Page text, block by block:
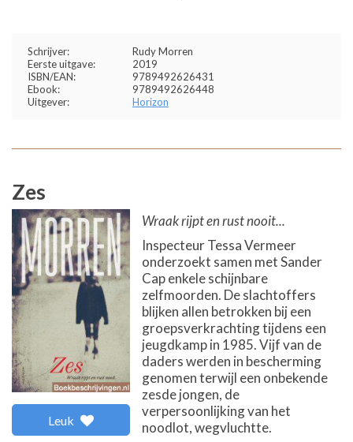
Schrijver:
Rudy Morren
Eerste uitgave:
2019
ISBN/EAN:
9789492626431
Ebook:
9789492626448
Uitgever:
Horizon
Zes
Leuk
Wraak rijpt en rust nooit...
Inspecteur Tessa Vermeer
onderzoekt samen met Sander
Cap enkele schijnbare
zelfmoorden. De slachtoffers
blijken allen betrokken bij een
groepsverkrachting tijdens een
jeugdkamp in 1985. Vijf van de
daders werden in bescherming
genomen terwijl een onbekende
zesde jongen, de
verpersoonlijking van het
noodlot, wegvluchtte.